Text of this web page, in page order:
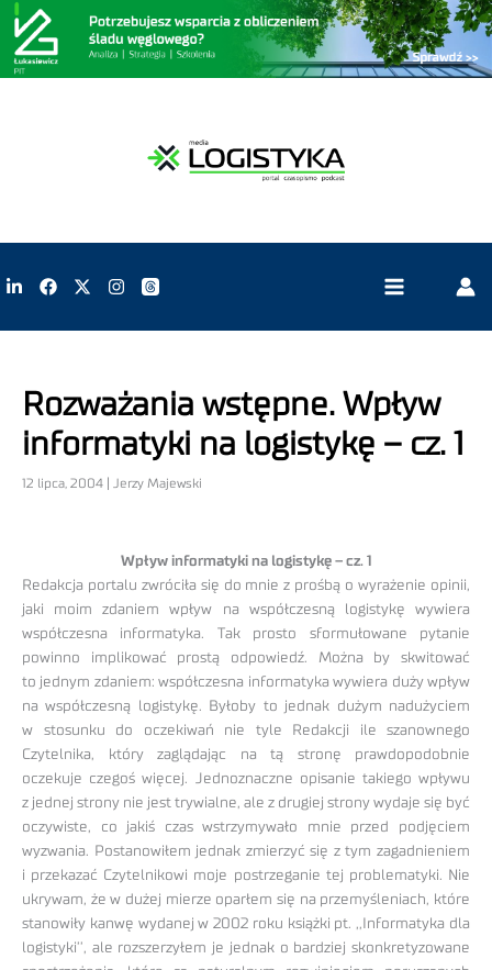
Rozważania wstępne. Wpływ
informatyki na logistykę – cz. 1
12 lipca, 2004 | Jerzy Majewski
Wpływ informatyki na logistykę – cz. 1
Redakcja portalu zwróciła się do mnie z prośbą o wyrażenie opinii,
jaki moim zdaniem wpływ na współczesną logistykę wywiera
współczesna informatyka. Tak prosto sformułowane pytanie
powinno implikować prostą odpowiedź. Można by skwitować
to jednym zdaniem: współczesna informatyka wywiera duży wpływ
na współczesną logistykę. Byłoby to jednak dużym nadużyciem
w stosunku do oczekiwań nie tyle Redakcji ile szanownego
Czytelnika, który zaglądając na tą stronę prawdopodobnie
oczekuje czegoś więcej. Jednoznaczne opisanie takiego wpływu
z jednej strony nie jest trywialne, ale z drugiej strony wydaje się być
oczywiste, co jakiś czas wstrzymywało mnie przed podjęciem
wyzwania. Postanowiłem jednak zmierzyć się z tym zagadnieniem
i przekazać Czytelnikowi moje postrzeganie tej problematyki. Nie
ukrywam, że w dużej mierze oparłem się na przemyśleniach, które
stanowiły kanwę wydanej w 2002 roku książki pt. ,,Informatyka dla
logistyki’’, ale rozszerzyłem je jednak o bardziej skonkretyzowane